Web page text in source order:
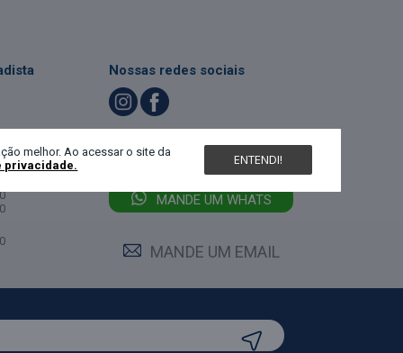
melhor. Ao acessar o site da
privacidade.
ENTENDI!
Nossas redes sociais
LIGUE (47) 3467-5540
MANDE UM WHATS
MANDE UM EMAIL